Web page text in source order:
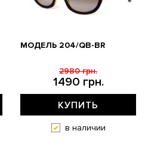
МОДЕЛЬ 204/QB-BR
1490 грн.
2980 грн.
КУПИТЬ
в наличии